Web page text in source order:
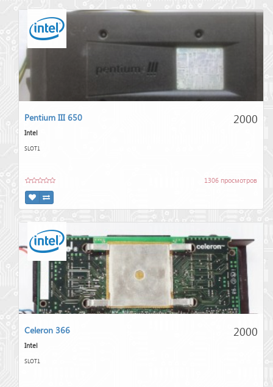
2000
Pentium III 650
Intel
SLOT1
1306 просмотров
2000
Celeron 366
Intel
SLOT1